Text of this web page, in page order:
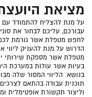
מציאת
על מנת להצליח להתמודד
עבורכם, עליכם לבחור את
לחפש ‏מטפלת אשר גורמת לכם
הדרוש על מנת להעניק ליווי
מטפלת אשר מספקת שירותי
בעיות אשר עולות במערכת
בנושא. הליווי המסור שלה
תוכנית עבודה בהתאם
וליצור תקשורת אופטימלית